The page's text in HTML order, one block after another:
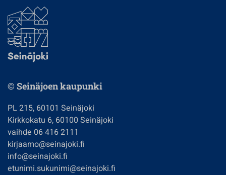
© Seinäjoen kaupunki
PL 215, 60101 Seinäjoki
Kirkkokatu 6, 60100 Seinäjoki
vaihde 06 416 2111
kirjaamo@seinajoki.fi
info@seinajoki.fi
etunimi.sukunimi@seinajoki.fi